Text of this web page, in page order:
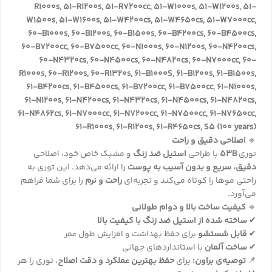
R1000s, 51-R1200s, 51-R7200cc, 51-W1000s, 51-W1200s, 51-
W1500s, 51-W1600s, 51-W4200cs, 51-W4650cs, 51-W7000cc,
60-B1000s, 60-B1200s, 60-B1500s, 60-B4200cs, 60-B4500cs,
60-B7200cc, 60-B7500cc, 60-N1000s, 60-N1200s, 60-N4200cs,
60-N4320cs, 60-N4500cs, 60-N4820cs, 60-N7000cc, 60-
R1000s, 60-R1200s, 60-R1320s, 61-B1000S, 61-B1200s, 61-B1500s,
61-B4200cs, 61-B4500cs, 61-B7200cc, 61-B7500cc, 61-N1000s,
61-N1200s, 61-N4200cs, 61-N4320cs, 61-N4500cs, 61-N4820cs,
61-N4862cs, 61-N7000cc, 61-N7200cc, 61-N7500cc, 61-N7650cc,
61-R1000s, 61-R1200s, 61-R4650cs, S5 (100 years)
🔹 اصلاحی دقیق و راحت
توری53B با طراحی استیل ضد زنگ و مشبک خاص خود، اصلاحی
دقیق، سریع و بدون آسیب به پوست را ارائه می‌دهد. این توری به
راحتی موها را کوتاه می‌کند و تجربه‌ایراحت و نرم را برای شما فراهم
می‌آورد.
🔹 کیفیت ساخت بالا و دوام طولانی
✔ساخته شده از استیل ضد زنگ با کیفیت بالا
✔ قابل شستشو برای حفظ بهداشت و افزایش طول عمر
✔ساخت آلمان با استانداردهای جهانی
📌 توصیه‌ی براون: برایحفظ بهترین عملکرد و دقت اصلاح، توری را هر